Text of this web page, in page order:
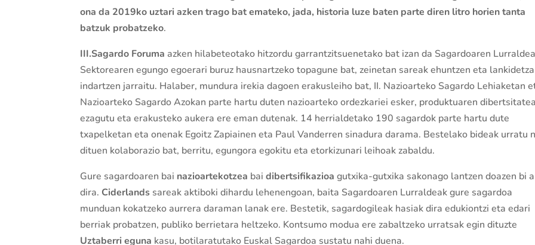
ona da 2019ko uztari azken trago bat emateko, jada, historia luze baten parte diren litro horien tanta
batzuk probatzeko.
III.Sagardo Foruma azken hilabeteotako hitzordu garrantzitsuenetako bat izan da Sagardoaren
Sektorearen egungo egoerari buruz hausnartzeko topagune bat, zeinetan sareak ehuntzen eta lankidetza
indartzen jarraitu. Halaber, mundura irekia dagoen erakusleiho bat, II. Nazioarteko Sagardo Lehiaketan
Nazioarteko Sagardo Azokan parte hartu duten nazioarteko ordezkariei esker, produktuaren
ezagutu eta erakusteko aukera ere eman dutenak. 14 herrialdetako 190 sagardok parte hartu dute
txapelketan eta onenak Egoitz Zapiainen eta Paul Vanderren sinadura darama. Bestelako bideak urratu
dituen kolaborazio bat, berritu, egungora egokitu eta etorkizunari leihoak zabaldu.
Gure sagardoaren bai nazioartekotzea baidibertsifikazioa gutxika-gutxika sakonago lantzen doazen bi
dira. Ciderlands sareak aktiboki dihardu lehenengoan, baita Sagardoaren Lurraldeak gure sagardoa
munduan kokatzeko aurrera daraman lanak ere. Bestetik, sagardogileak hasiak dira edukiontzi eta edari
berriak probatzen, publiko berrietara heltzeko. Kontsumo modua ere zabaltzeko urratsak egin dituzte
Uztaberri eguna kasu, botilaratutako Euskal Sagardoa sustatu nahi duena.